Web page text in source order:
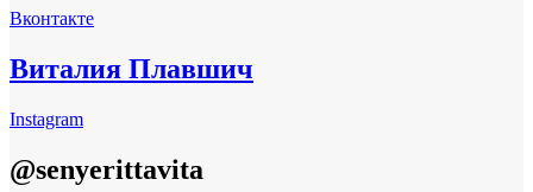
Вконтакте
Виталия Плавшич
Instagram
@senyerittavita